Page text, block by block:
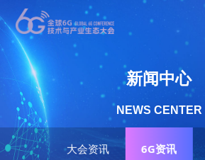
大会资讯 6G资讯
新闻中心
NEWS CENTER